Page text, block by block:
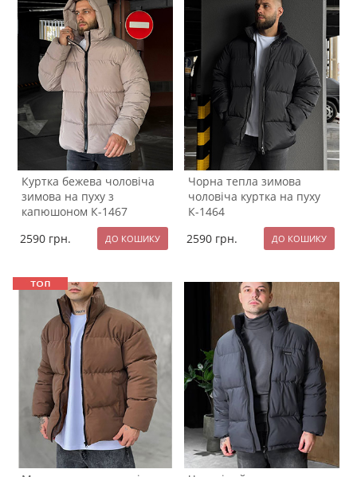
Куртка бежева чоловіча
зимова на пуху з
капюшоном К-1467
2590 грн.
Чорна тепла зимова
чоловіча куртка на пуху
К-1464
2590 грн.